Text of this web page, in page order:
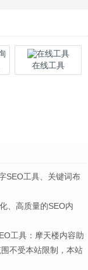
在线工具
SEO工具、关键词布
、高质量的SEO内
工具：摩天楼内容助
不受本站限制，本站